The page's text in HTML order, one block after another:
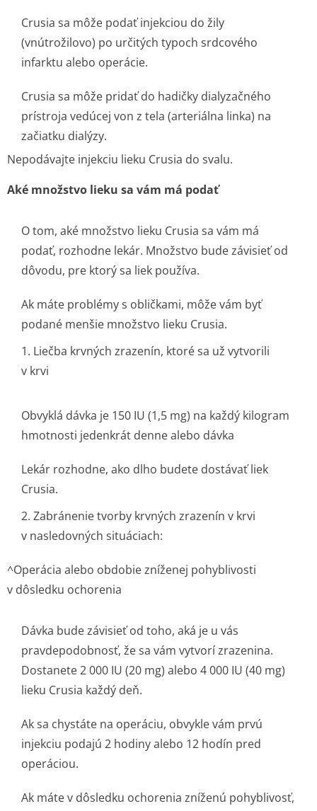
Crusia sa môže podať injekciou do žily
(vnútrožilovo) po určitých typoch srdcového
infarktu alebo operácie.
Crusia sa môže pridať do hadičky dialyzačného
prístroja vedúcej von z tela (arteriálna linka) na
začiatku dialýzy.
Nepodávajte injekciu lieku Crusia do svalu.
Aké množstvo lieku sa vám má podať
O tom, aké množstvo lieku Crusia sa vám má
podať, rozhodne lekár. Množstvo bude závisieť od
dôvodu, pre ktorý sa liek používa.
Ak máte problémy s obličkami, môže vám byť
podané menšie množstvo lieku Crusia.
1. Liečba krvných zrazenín, ktoré sa už vytvorili
v krvi
Obvyklá dávka je 150 IU (1,5 mg) na každý kilogram
hmotnosti jedenkrát denne alebo dávka
Lekár rozhodne, ako dlho budete dostávať liek
Crusia.
2. Zabránenie tvorby krvných zrazenín v krvi
v nasledovných situáciach:
^Operácia alebo obdobie zníženej pohyblivosti
v dôsledku ochorenia
Dávka bude závisieť od toho, aká je u vás
pravdepodobnosť, že sa vám vytvorí zrazenina.
Dostanete 2 000 IU (20 mg) alebo 4 000 IU (40 mg)
lieku Crusia každý deň.
Ak sa chystáte na operáciu, obvykle vám prvú
injekciu podajú 2 hodiny alebo 12 hodín pred
operáciou.
Ak máte v dôsledku ochorenia zníženú pohyblivosť,